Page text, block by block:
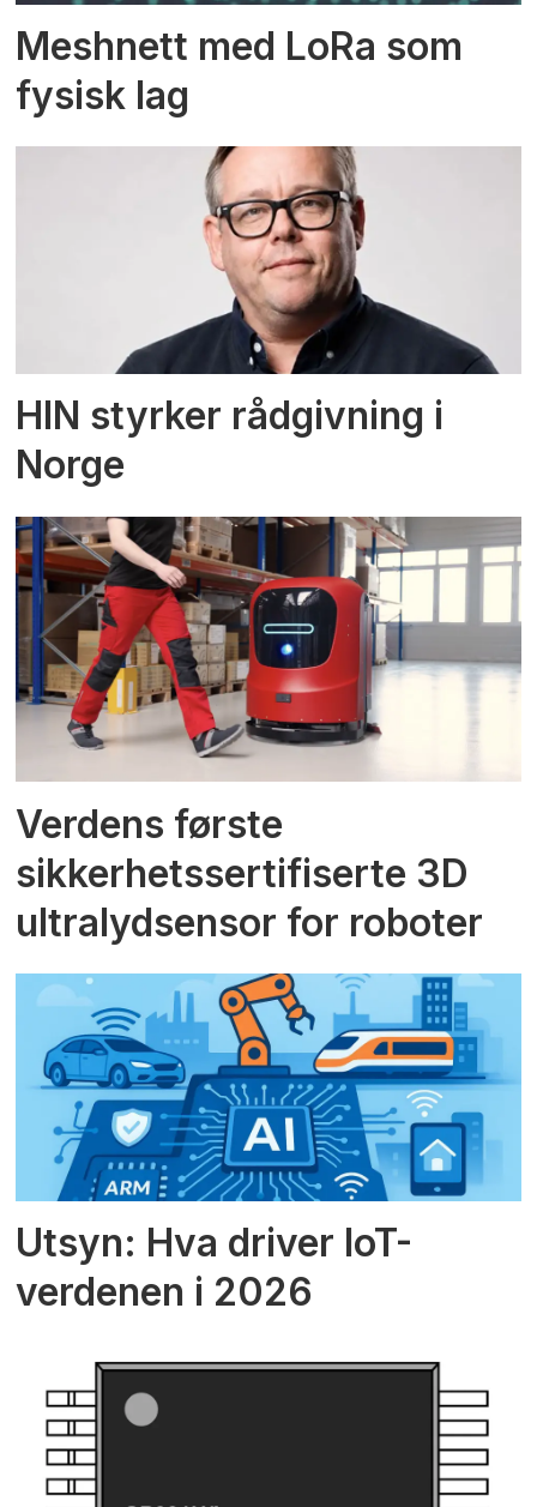
Meshnett med LoRa som
fysisk lag
HIN styrker rådgivning i
Norge
Verdens første
sikkerhetssertifiserte 3D
ultralydsensor for roboter
Utsyn: Hva driver IoT-
verdenen i 2026